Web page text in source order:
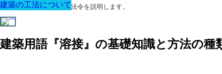
建築に関する用語と関連法令を説明します。
建築用語『溶接』の基礎知識と方法の種
建築の工法について
建築の工法について
建築の工法について
建築の工法について
建築の工法について
建築の工法について
建築の工法について